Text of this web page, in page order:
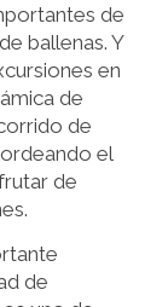
de
ballenas. Y
en
de
de
el
de
de